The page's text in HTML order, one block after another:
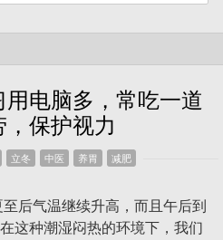
电脑多，常吃一道
保护视力
立冬 中医 养胃 减肥
气温继续升高，而且午后到
这种潮湿闷热的环境下，我们